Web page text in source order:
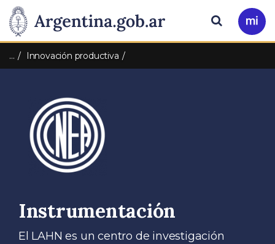
Presidencia
de
Nación
Pasar al contenido principal
Ir
a
Buscar
… Innovación productiva
Instrumentación
El LAHN es un centro de investigación